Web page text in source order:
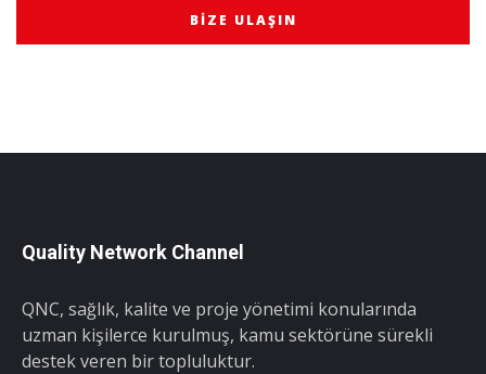
BIZE ULAŞIN
Quality Network Channel
QNC, sağlık, kalite ve proje yönetimi konularında
uzman kişilerce kurulmuş, kamu sektörüne sürekli
destek veren bir topluluktur.